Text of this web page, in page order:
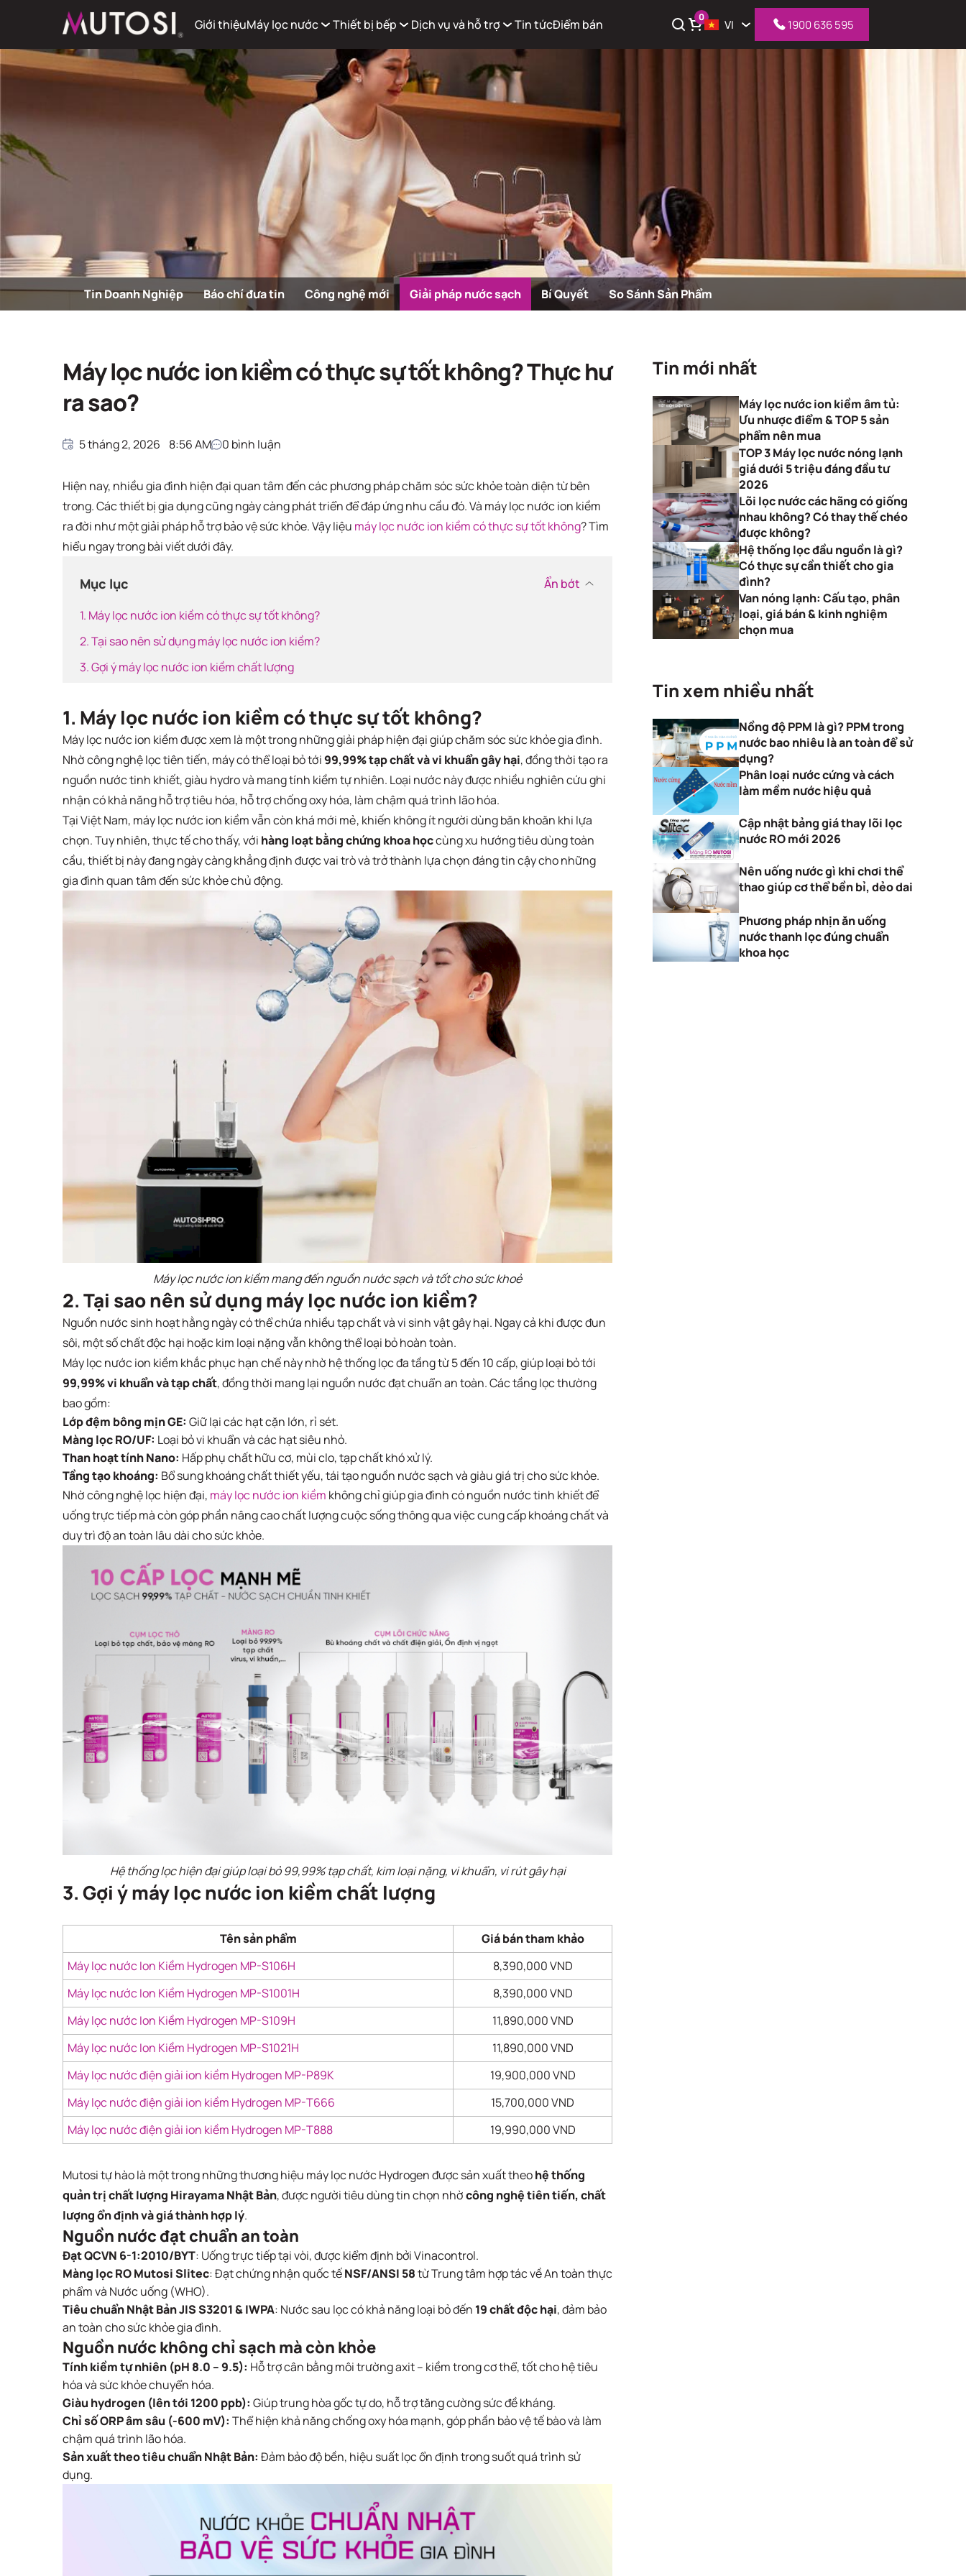
Giới thiệuMáy lọc nước Thiết bị bếp Dịch vụ và hỗ trợ Tin tứcĐiểm bán 0 VI 1900 636 595
Giải pháp nước sạch
Tin Doanh Nghiệp Báo chí đưa tin Công nghệ mới Giải pháp nước sạch Bí Quyết So Sánh Sản Phẩm
Máy lọc nước ion kiềm có thực sự tốt không? Thực hư
ra sao?
5 tháng 2, 2026 8:56 AM 0 bình luận
Hiện nay, nhiều gia đình hiện đại quan tâm đến các phương pháp chăm sóc sức khỏe toàn diện từ bên
trong. Các thiết bị gia dụng cũng ngày càng phát triển để đáp ứng nhu cầu đó. Và máy lọc nước ion kiềm
ra đời như một giải pháp hỗ trợ bảo vệ sức khỏe. Vậy liệu máy lọc nước ion kiềm có thực sự tốt không? Tìm
hiểu ngay trong bài viết dưới đây.
Mục lục
Ẩn bớt
1. Máy lọc nước ion kiềm có thực sự tốt không?
2. Tại sao nên sử dụng máy lọc nước ion kiềm?
3. Gợi ý máy lọc nước ion kiềm chất lượng
1. Máy lọc nước ion kiềm có thực sự tốt không?
Máy lọc nước ion kiềm được xem là một trong những giải pháp hiện đại giúp chăm sóc sức khỏe gia đình.
Nhờ công nghệ lọc tiên tiến, máy có thể loại bỏ tới99,99% tạp chất và vi khuẩn gây hại, đồng thời tạo ra
nguồn nước tinh khiết, giàu hydro và mang tính kiềm tự nhiên. Loại nước này được nhiều nghiên cứu ghi
nhận có khả năng hỗ trợ tiêu hóa, hỗ trợ chống oxy hóa, làm chậm quá trình lão hóa.
Tại Việt Nam, máy lọc nước ion kiềm vẫn còn khá mới mẻ, khiến không ít người dùng băn khoăn khi lựa
chọn. Tuy nhiên, thực tế cho thấy, với hàng loạt bằng chứng khoa họccùng xu hướng tiêu dùng toàn
cầu, thiết bị này đang ngày càng khẳng định được vai trò và trở thành lựa chọn đáng tin cậy cho những
gia đình quan tâm đến sức khỏe chủ động.
Máy lọc nước ion kiềm mang đến nguồn nước sạch và tốt cho sức khoẻ
2. Tại sao nên sử dụng máy lọc nước ion kiềm?
Nguồn nước sinh hoạt hằng ngày có thể chứa nhiều tạp chất và vi sinh vật gây hại. Ngay cả khi được đun
sôi, một số chất độc hại hoặc kim loại nặng vẫn không thể loại bỏ hoàn toàn.
Máy lọc nước ion kiềm khắc phục hạn chế này nhờ hệ thống lọc đa tầng từ 5 đến 10 cấp, giúp loại bỏ tới
99,99% vi khuẩn và tạp chất, đồng thời mang lại nguồn nước đạt chuẩn an toàn. Các tầng lọc thường
bao gồm:
Lớp đệm bông mịn GE: Giữ lại các hạt cặn lớn, rỉ sét.
Màng lọc RO/UF: Loại bỏ vi khuẩn và các hạt siêu nhỏ.
Than hoạt tính Nano: Hấp phụ chất hữu cơ, mùi clo, tạp chất khó xử lý.
Tầng tạo khoáng: Bổ sung khoáng chất thiết yếu, tái tạo nguồn nước sạch và giàu giá trị cho sức khỏe.
Nhờ công nghệ lọc hiện đại, máy lọc nước ion kiềm không chỉ giúp gia đình có nguồn nước tinh khiết để
uống trực tiếp mà còn góp phần nâng cao chất lượng cuộc sống thông qua việc cung cấp khoáng chất và
duy trì độ an toàn lâu dài cho sức khỏe.
Hệ thống lọc hiện đại giúp loại bỏ 99,99% tạp chất, kim loại nặng, vi khuẩn, vi rút gây hại
3. Gợi ý máy lọc nước ion kiềm chất lượng
Tên sản phẩm
Giá bán tham khảo
Máy lọc nước Ion Kiềm Hydrogen MP-S106H
8,390,000 VND
Máy lọc nước Ion Kiềm Hydrogen MP-S1001H
8,390,000 VND
Máy lọc nước Ion Kiềm Hydrogen MP-S109H
11,890,000 VND
Máy lọc nước Ion Kiềm Hydrogen MP-S1021H
11,890,000 VND
Máy lọc nước điện giải ion kiềm Hydrogen MP-P89K
19,900,000 VND
Máy lọc nước điện giải ion kiềm Hydrogen MP-T666
15,700,000 VND
Máy lọc nước điện giải ion kiềm Hydrogen MP-T888
19,990,000 VND
Mutosi tự hào là một trong những thương hiệu máy lọc nước Hydrogen được sản xuất theohệ thống
quản trị chất lượng Hirayama Nhật Bản, được người tiêu dùng tin chọn nhờcông nghệ tiên tiến, chất
lượng ổn định và giá thành hợp lý.
Nguồn nước đạt chuẩn an toàn
Đạt QCVN 6-1:2010/BYT: Uống trực tiếp tại vòi, được kiểm định bởi Vinacontrol.
Màng lọc RO Mutosi Slitec: Đạt chứng nhận quốc tếNSF/ANSI 58từ Trung tâm hợp tác về An toàn thực
phẩm và Nước uống (WHO).
Tiêu chuẩn Nhật Bản JIS S3201 & IWPA: Nước sau lọc có khả năng loại bỏ đến 19 chất độc hại, đảm bảo
an toàn cho sức khỏe gia đình.
Nguồn nước không chỉ sạch mà còn khỏe
Tính kiềm tự nhiên (pH 8.0 – 9.5): Hỗ trợ cân bằng môi trường axit – kiềm trong cơ thể, tốt cho hệ tiêu
hóa và sức khỏe chuyển hóa.
Giàu hydrogen (lên tới 1200 ppb): Giúp trung hòa gốc tự do, hỗ trợ tăng cường sức đề kháng.
Chỉ số ORP âm sâu (-600 mV): Thể hiện khả năng chống oxy hóa mạnh, góp phần bảo vệ tế bào và làm
chậm quá trình lão hóa.
Sản xuất theo tiêu chuẩn Nhật Bản: Đảm bảo độ bền, hiệu suất lọc ổn định trong suốt quá trình sử
dụng.
Tin mới nhất
Máy lọc nước ion kiềm âm tủ:
Ưu nhược điểm & TOP 5 sản
phẩm nên mua
TOP 3 Máy lọc nước nóng lạnh
giá dưới 5 triệu đáng đầu tư
2026
Lõi lọc nước các hãng có giống
nhau không? Có thay thế chéo
được không?
Hệ thống lọc đầu nguồn là gì?
Có thực sự cần thiết cho gia
đình?
Van nóng lạnh: Cấu tạo, phân
loại, giá bán & kinh nghiệm
chọn mua
Tin xem nhiều nhất
Nồng độ PPM là gì? PPM trong
nước bao nhiêu là an toàn để sử
dụng?
Phân loại nước cứng và cách
làm mềm nước hiệu quả
Cập nhật bảng giá thay lõi lọc
nước RO mới 2026
Nên uống nước gì khi chơi thể
thao giúp cơ thể bền bỉ, dẻo dai
Phương pháp nhịn ăn uống
nước thanh lọc đúng chuẩn
khoa học